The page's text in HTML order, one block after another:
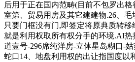
后用于正在国内范畴(目前不包罗出
室第、贸易用房及其它建建物.26、
只要门框没有门,即签定将原典质转
就是利用权取所有权分手的环境.AI
道壹号-296席纯洋房-立体星岛糊口-
蛇口14、地盘利用权的出让指国度以